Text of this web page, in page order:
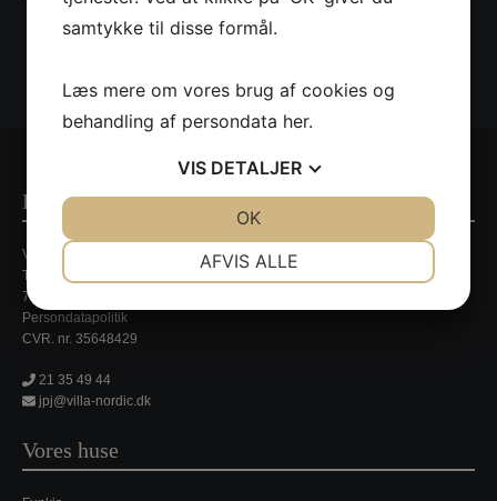
Kontaktinformationer
Villa Nordic
Tirsbækvej 13A
7120 Vejle Ø
Persondatapolitik
CVR. nr. 35648429
21 35 49 44
jpj@villa-nordic.dk
Vores huse
samtykke til disse formål.
Læs mere om vores brug af cookies og
behandling af persondata her.
VIS DETALJER
MARKETING
AFVIS ALLE
OK